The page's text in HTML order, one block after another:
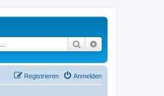
Suche
Anmelden
Registrieren